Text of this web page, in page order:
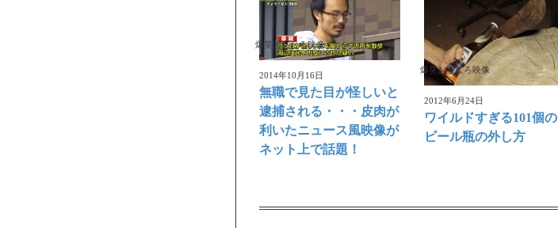
爆笑おもしろ映像
2014年10月16日
無職で見た目が怪しいと
逮捕される・・・皮肉が
利いたニュース風映像が
ネット上で話題！
爆笑おもしろ映像
2012年6月24日
ワイルドすぎる101個の
ビール瓶の外し方